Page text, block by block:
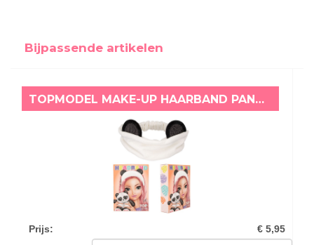
Bijpassende artikelen
TOPMODEL MAKE-UP HAARBAND PANDA
Prijs: € 5,95